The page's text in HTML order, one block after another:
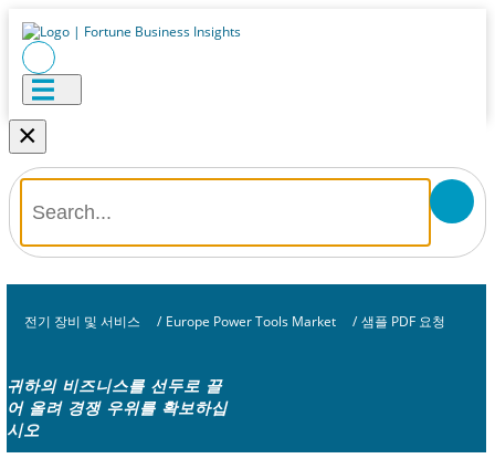
×
전기 장비 및 서비스 / Europe Power Tools Market / 샘플 PDF 요청
귀하의 비즈니스를 선두로 끌
어 올려 경쟁 우위를 확보하십
시오